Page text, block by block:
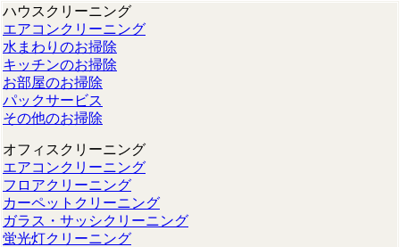
ハウスクリーニング
エアコンクリーニング
水まわりのお掃除
キッチンのお掃除
お部屋のお掃除
パックサービス
その他のお掃除
オフィスクリーニング
エアコンクリーニング
フロアクリーニング
カーペットクリーニング
ガラス・サッシクリーニング
蛍光灯クリーニング